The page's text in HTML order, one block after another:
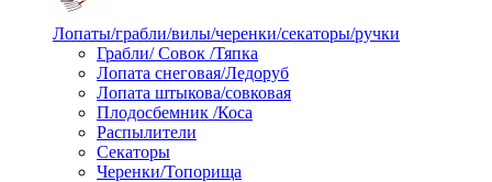
Лопаты/грабли/вилы/черенки/секаторы/ручки
Грабли/ Совок /Тяпка
Лопата снеговая/Ледоруб
Лопата штыкова/совковая
Плодосбемник /Коса
Распылители
Секаторы
Черенки/Топорища